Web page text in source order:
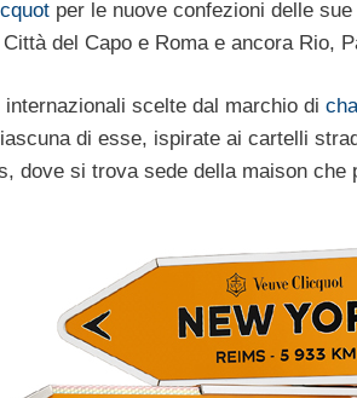
per le nuove confezioni delle
del Capo e Roma e ancora Rio,
scelte dal marchio di
di esse, ispirate ai cartelli
dove si trova sede della maison che